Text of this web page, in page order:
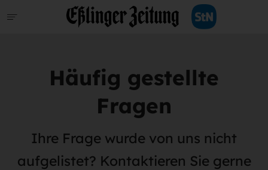
Häufig gestellte
Fragen
Ihre Frage wurde von uns nicht
aufgelistet? Kontaktieren Sie gerne